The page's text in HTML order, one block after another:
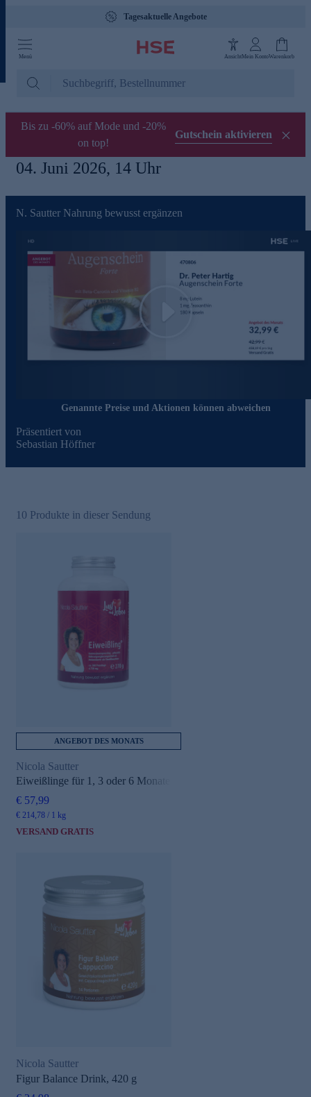
Tagesaktuelle Angebote
Menü AnsichtMein KontoWarenkorb
Bis zu -60% auf Mode und -20%
on top!
Gutschein aktivieren
04. Juni 2026, 14 Uhr
N. Sautter Nahrung bewusst ergänzen
Genannte Preise und Aktionen können abweichen
Präsentiert von
Sebastian Höffner
10 Produkte in dieser Sendung
ANGEBOT DES MONATS
Nicola Sautter
Eiweißlinge für 1, 3 oder 6 Monate
€ 57,99
€ 214,78 / 1 kg
VERSAND GRATIS
Nicola Sautter
Figur Balance Drink, 420 g